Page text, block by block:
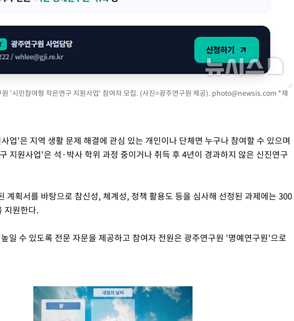
'시민참여형 작은연구 지원사업' 참여자 모집. (사진=광주연구원 제공). photo@newsis.com *재
업'은 지역 생활 문제 해결에 관심 있는 개인이나 단체면 누구나 참여할 수 있으며
지원사업'은 석·박사 학위 과정 중이거나 취득 후 4년이 경과하지 않은 신진연구
계획서를 바탕으로 참신성, 체계성, 정책 활용도 등을 심사해 선정된 과제에는 300
지원한다.
일 수 있도록 전문 자문을 제공하고 참여자 전원은 광주연구원 '명예연구원'으로